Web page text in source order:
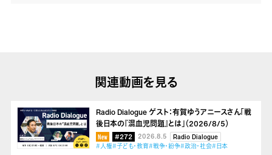
関連動画を見る
Radio Dialogue ゲスト：有賀ゆうアニースさん「戦
後日本の『混血児問題』とは」（2026/8/5）
#272 2026.8.5
Radio Dialogue
#人権#子ども・教育#戦争・紛争#政治・社会#日本